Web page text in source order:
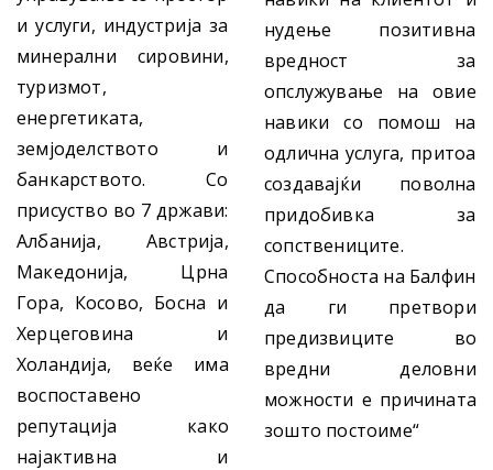
и услуги, индустрија за
минерални сировини,
туризмот,
енергетиката,
земјоделството и
банкарството. Со
присуство во 7 држави:
Албанија, Австрија,
Македонија, Црна
Гора, Косово, Босна и
Херцеговина и
Холандија, веќе има
воспоставено
репутација како
најактивна и
нудење позитивна
вредност за
опслужување на овие
навики со помош на
одлична услуга, притоа
создавајќи поволна
придобивка за
сопствениците.
Способноста на Балфин
да ги претвори
предизвиците во
вредни деловни
можности е причината
зошто постоиме“